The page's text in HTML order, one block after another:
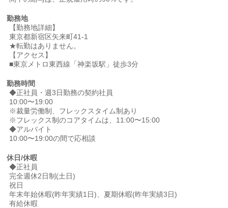
勤務地
【勤務地詳細】
東京都新宿区矢来町41-1
★転勤はありません。
【アクセス】
■東京メトロ東西線「神楽坂駅」徒歩3分
勤務時間
◆正社員・週3日勤務の契約社員
10:00〜19:00
※裁量労働制、フレックスタイム制あり
※フレックス制のコアタイムは、11:00〜15:00
◆アルバイト
10:00〜19:00の間で応相談
休日/休暇
◆正社員
完全週休2日制(土日)
祝日
年末年始休暇(昨年実績1日)、夏期休暇(昨年実績3日)
有給休暇